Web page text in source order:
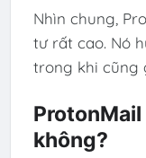
Nhìn chung,
tư rất cao. Nó
trong khi cũng
không?